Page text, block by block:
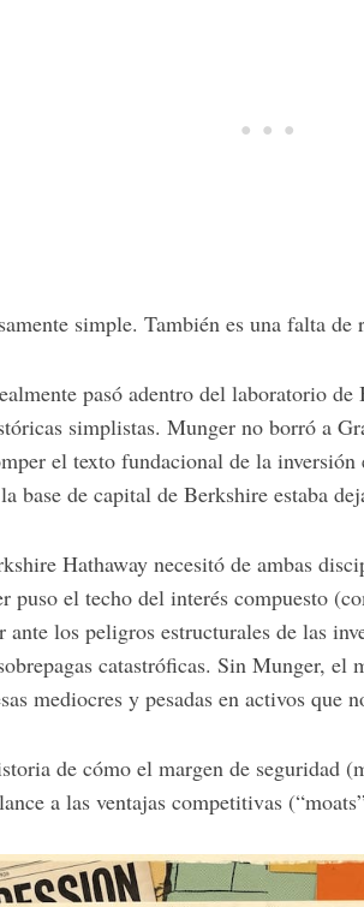
simple. También es una falta de
pasó adentro del laboratorio
simplistas. Munger no borró a
el texto fundacional de la
base de capital de Berkshire estaba
Hathaway necesitó de ambas
puso el techo del interés compuesto
los peligros estructurales de las
catastróficas. Sin Munger,
mediocres y pesadas en activos que
de cómo el margen de seguridad
a las ventajas competitivas